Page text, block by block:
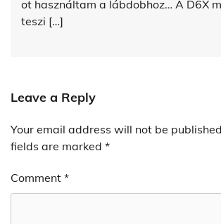
ot használtam a lábdobhoz… A D6X
teszi […]
Leave a Reply
Your email address will not be
fields are marked *
Comment *